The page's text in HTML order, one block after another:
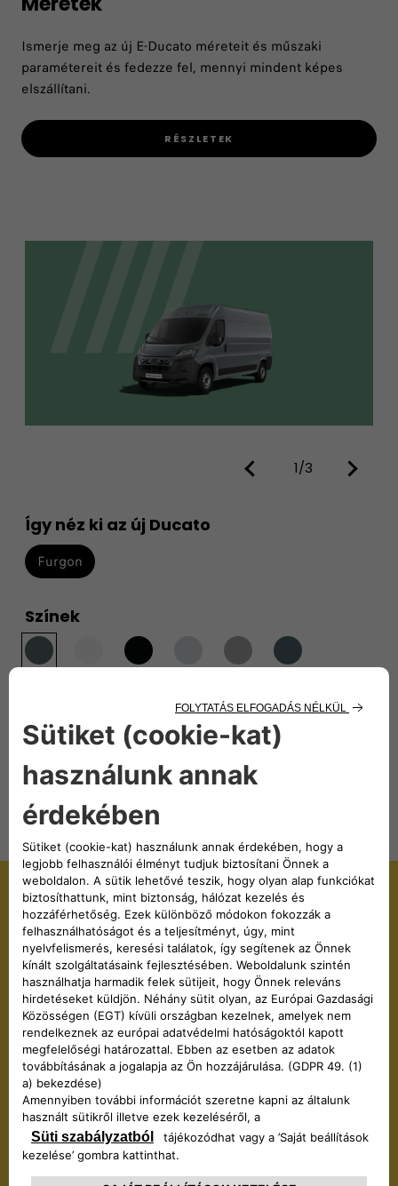
Ismerje meg az új E-Ducato méreteit és műszaki
paramétereit és fedezze fel, mennyi mindent képes
elszállítani.
RÉSZLETEK
1/3
Így néz ki az új Ducato
Furgon
Színek
Vásárolja meg kereskedéseink
egyikében!